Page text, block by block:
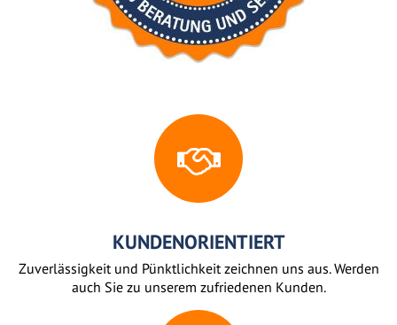
KUNDENORIENTIERT
Zuverlässigkeit und Pünktlichkeit zeichnen uns aus. Werden
auch Sie zu unserem zufriedenen Kunden.